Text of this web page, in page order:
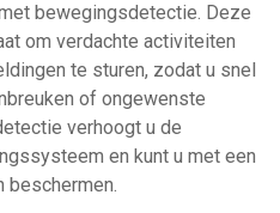
bewegingsdetectie. Deze
om verdachte activiteiten
te sturen, zodat u snel
of ongewenste
verhoogt u de
en kunt u met een
beschermen.